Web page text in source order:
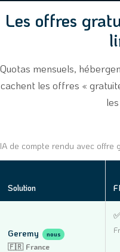
Les offres
Quotas mensuels,
cachent les offres «
IA de compte rendu avec
Solution
Geremy nous
🇫🇷 France